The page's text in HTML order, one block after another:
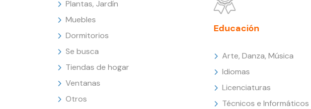
Plantas, Jardín
Muebles
Dormitorios
Se busca
Tiendas de hogar
Ventanas
Otros
Educación
Arte, Danza, Música
Idiomas
Licenciaturas
Técnicos e Informáticos